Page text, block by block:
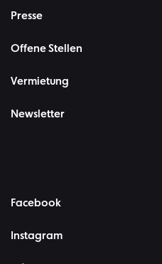
Presse
Offene Stellen
Vermietung
Newsletter
Facebook
Instagram